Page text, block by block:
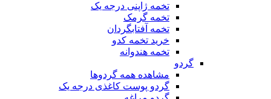
تخمه ژاپنی درجه یک
تخمه گرمک
تخمه آفتابگردان
خرید تخمه کدو
تخمه هندوانه
گردو
مشاهده همه گردوها
گردو پوست کاغذی درجه یک